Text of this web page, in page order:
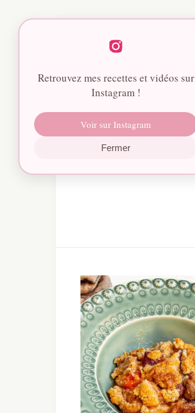
Retrouvez mes recettes et vidéos sur
Instagram !
Voir sur Instagram
Fermer